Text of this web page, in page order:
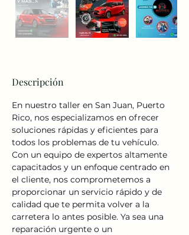
Descripción
En nuestro taller en San Juan, Puerto
Rico, nos especializamos en ofrecer
soluciones rápidas y eficientes para
todos los problemas de tu vehículo.
Con un equipo de expertos altamente
capacitados y un enfoque centrado en
el cliente, nos comprometemos a
proporcionar un servicio rápido y de
calidad que te permita volver a la
carretera lo antes posible. Ya sea una
reparación urgente o un